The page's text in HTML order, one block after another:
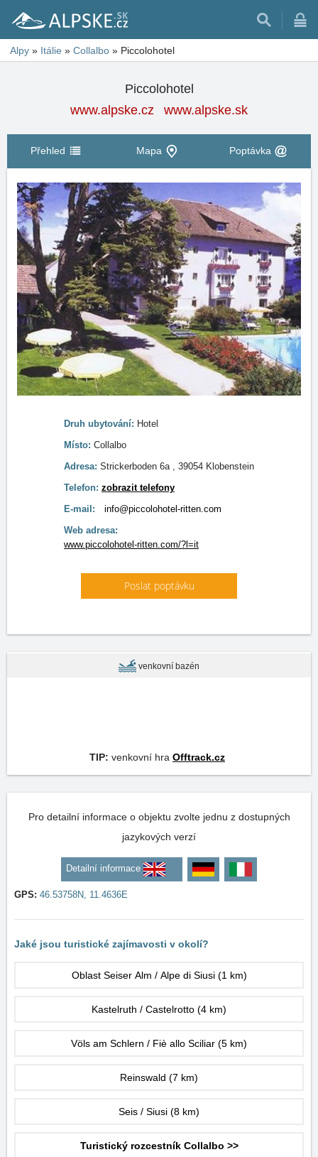
Alpy » Itálie » Collalbo » Piccolohotel
Piccolohotel
www.alpske.cz
www.alpske.sk
Přehled Mapa Poptávka
Druh ubytování: Hotel
Místo: Collalbo
Adresa: Strickerboden 6a , 39054 Klobenstein
Telefon: zobrazit telefony
E-mail:
info@piccolohotel-ritten.com
Web adresa:
www.piccolohotel-ritten.com/?l=it
Poslat poptávku
venkovní bazén
TIP: venkovní hra Offtrack.cz
Pro detailní informace o objektu zvolte jednu z dostupných
jazykových verzí
Detailní informace
GPS: 46.53758N, 11.4636E
Jaké jsou turistické zajímavosti v okolí?
Oblast Seiser Alm / Alpe di Siusi (1 km)
Kastelruth / Castelrotto (4 km)
Völs am Schlern / Fiè allo Sciliar (5 km)
Reinswald (7 km)
Seis / Siusi (8 km)
Turistický rozcestník Collalbo >>